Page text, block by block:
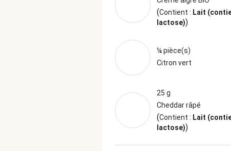
(Contient : Lait
lactose))
¼ pièce(s)
Citron vert
25 g
Cheddar râpé
(Contient : Lait
lactose))